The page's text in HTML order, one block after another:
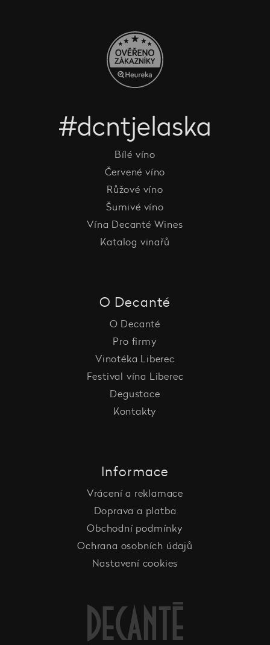
#dcntjelaska
Bílé víno
Červené víno
Růžové víno
Šumivé víno
Vína Decanté Wines
Katalog vinařů
O Decanté
O Decanté
Pro firmy
Vinotéka Liberec
Festival vína Liberec
Degustace
Kontakty
Informace
Vrácení a reklamace
Doprava a platba
Obchodní podmínky
Ochrana osobních údajů
Nastavení cookies